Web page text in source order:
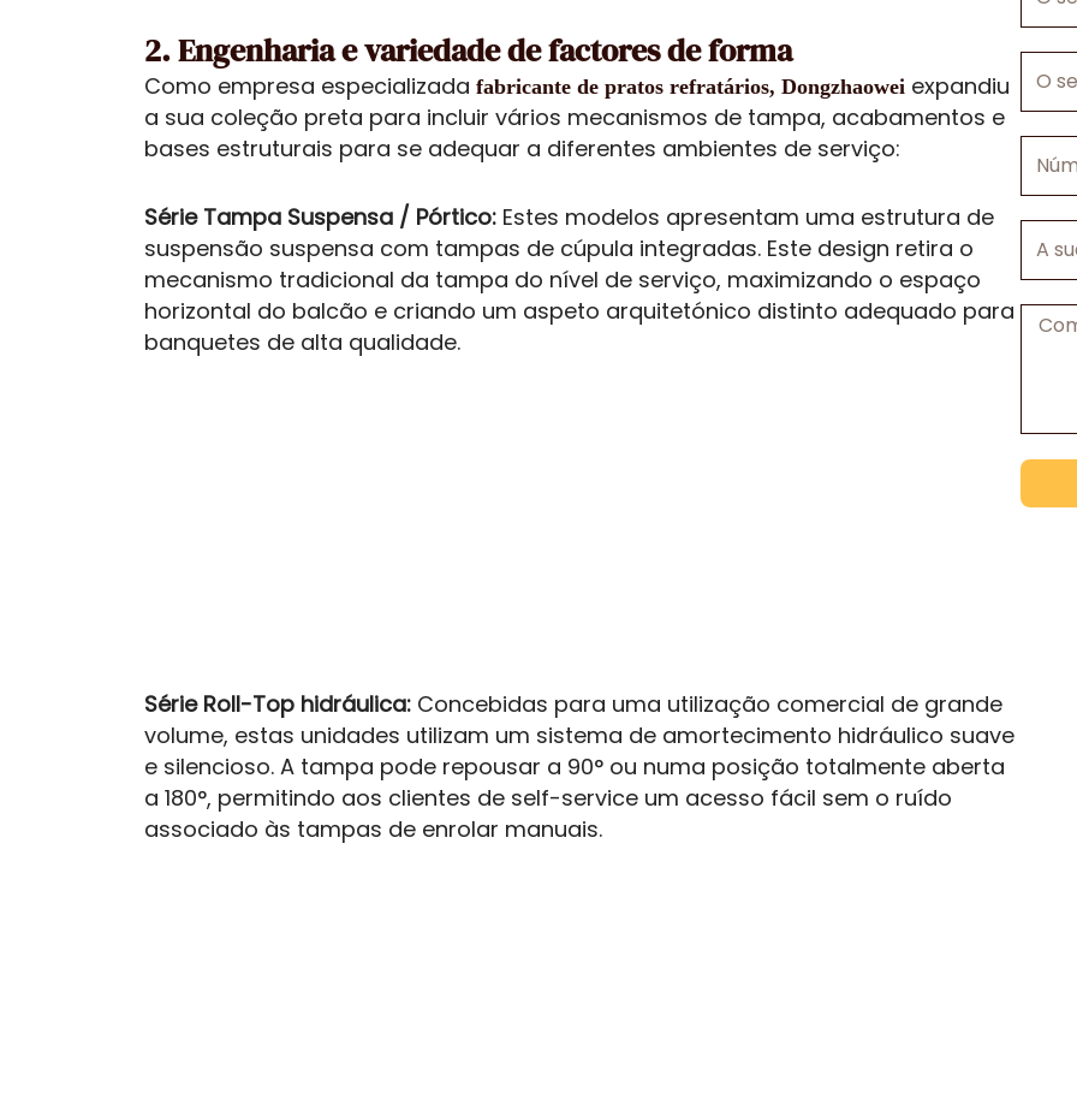
2. Engenharia e variedade de factores de forma
Como empresa especializada fabricante de pratos refratários, Dongzhaowei expandiu
a sua coleção preta para incluir vários mecanismos de tampa, acabamentos e
bases estruturais para se adequar a diferentes ambientes de serviço:
Série Tampa Suspensa / Pórtico: Estes modelos apresentam uma estrutura de
suspensão suspensa com tampas de cúpula integradas. Este design retira o
mecanismo tradicional da tampa do nível de serviço, maximizando o espaço
horizontal do balcão e criando um aspeto arquitetónico distinto adequado para
banquetes de alta qualidade.
Série Roll-Top hidráulica: Concebidas para uma utilização comercial de grande
volume, estas unidades utilizam um sistema de amortecimento hidráulico suave
e silencioso. A tampa pode repousar a 90° ou numa posição totalmente aberta
a 180°, permitindo aos clientes de self-service um acesso fácil sem o ruído
associado às tampas de enrolar manuais.
seu
seu
de
sua